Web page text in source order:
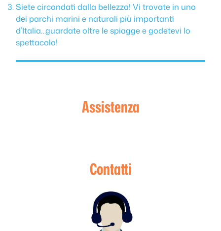
Siete circondati dalla bellezza! Vi trovate in uno
dei parchi marini e naturali più importanti
d’Italia…guardate oltre le spiagge e godetevi lo
spettacolo!
Assistenza
Contatti